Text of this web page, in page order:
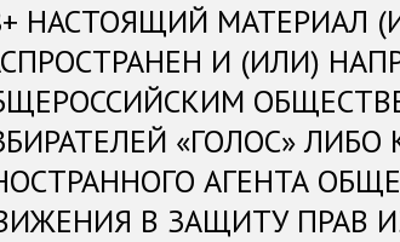
НАСТОЯЩИЙ МАТЕРИАЛ
И (ИЛИ)
«ГОЛОС»
АГЕНТА
В ЗАЩИТУ ПРАВ